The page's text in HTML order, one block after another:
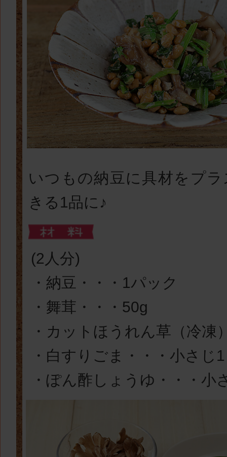
いつもの納豆に具材をプ
きる1品に♪
(2人分)
・納豆・・・1パック
・舞茸・・・50g
・カットほうれん草（冷凍
・白すりごま・・・小さじ1
・ぽん酢しょうゆ・・・小